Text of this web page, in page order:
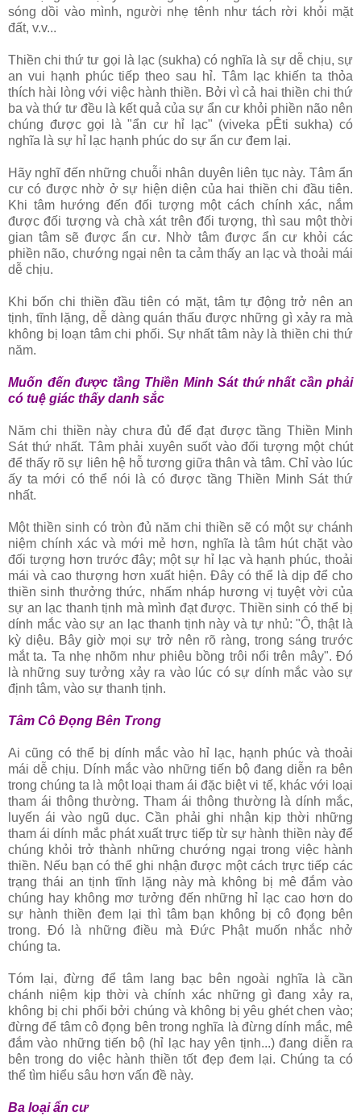
sóng dồi vào mình, người nhẹ tênh như tách rời khỏi mặt
đất, v.v...
Thiền chi thứ tư gọi là lạc (sukha) có nghĩa là sự dễ chịu, sự
an vui hạnh phúc tiếp theo sau hỉ. Tâm lạc khiến ta thỏa
thích hài lòng với việc hành thiền. Bởi vì cả hai thiền chi thứ
ba và thứ tư đều là kết quả của sự ẩn cư khỏi phiền não nên
chúng được gọi là "ẩn cư hỉ lạc" (viveka pÊti sukha) có
nghĩa là sự hỉ lạc hạnh phúc do sự ẩn cư đem lại.
Hãy nghĩ đến những chuỗi nhân duyên liên tục này. Tâm ẩn
cư có được nhờ ở sự hiện diện của hai thiền chi đầu tiên.
Khi tâm hướng đến đối tượng một cách chính xác, nắm
được đối tượng và chà xát trên đối tượng, thì sau một thời
gian tâm sẽ được ẩn cư. Nhờ tâm được ẩn cư khỏi các
phiền não, chướng ngại nên ta cảm thấy an lạc và thoải mái
dễ chịu.
Khi bốn chi thiền đầu tiên có mặt, tâm tự động trở nên an
tịnh, tĩnh lặng, dễ dàng quán thấu được những gì xảy ra mà
không bị loạn tâm chi phối. Sự nhất tâm này là thiền chi thứ
năm.
Muốn đến được tầng Thiền Minh Sát thứ nhất cần phải
có tuệ giác thấy danh sắc
Năm chi thiền này chưa đủ để đạt được tầng Thiền Minh
Sát thứ nhất. Tâm phải xuyên suốt vào đối tượng một chút
để thấy rõ sự liên hệ hỗ tương giữa thân và tâm. Chỉ vào lúc
ấy ta mới có thể nói là có được tầng Thiền Minh Sát thứ
nhất.
Một thiền sinh có tròn đủ năm chi thiền sẽ có một sự chánh
niệm chính xác và mới mẻ hơn, nghĩa là tâm hút chặt vào
đối tượng hơn trước đây; một sự hỉ lạc và hạnh phúc, thoải
mái và cao thượng hơn xuất hiện. Ðây có thể là dịp để cho
thiền sinh thưởng thức, nhấm nháp hương vị tuyệt vời của
sự an lạc thanh tịnh mà mình đạt được. Thiền sinh có thể bị
dính mắc vào sự an lạc thanh tịnh này và tự nhủ: "Ô, thật là
kỳ diệu. Bây giờ mọi sự trở nên rõ ràng, trong sáng trước
mắt ta. Ta nhẹ nhõm như phiêu bồng trôi nổi trên mây". Ðó
là những suy tưởng xảy ra vào lúc có sự dính mắc vào sự
định tâm, vào sự thanh tịnh.
Tâm Cô Ðọng Bên Trong
Ai cũng có thể bị dính mắc vào hỉ lạc, hạnh phúc và thoải
mái dễ chịu. Dính mắc vào những tiến bộ đang diễn ra bên
trong chúng ta là một loại tham ái đặc biệt vi tế, khác với loại
tham ái thông thường. Tham ái thông thường là dính mắc,
luyến ái vào ngũ dục. Cần phải ghi nhận kịp thời những
tham ái dính mắc phát xuất trực tiếp từ sự hành thiền này để
chúng khỏi trở thành những chướng ngại trong việc hành
thiền. Nếu bạn có thể ghi nhận được một cách trực tiếp các
trạng thái an tịnh tĩnh lặng này mà không bị mê đắm vào
chúng hay không mơ tưởng đến những hỉ lạc cao hơn do
sự hành thiền đem lại thì tâm bạn không bị cô đọng bên
trong. Ðó là những điều mà Ðức Phật muốn nhắc nhở
chúng ta.
Tóm lại, đừng để tâm lang bạc bên ngoài nghĩa là cần
chánh niệm kịp thời và chính xác những gì đang xảy ra,
không bị chi phối bởi chúng và không bị yêu ghét chen vào;
đừng để tâm cô đọng bên trong nghĩa là đừng dính mắc, mê
đắm vào những tiến bộ (hỉ lạc hay yên tịnh...) đang diễn ra
bên trong do việc hành thiền tốt đẹp đem lại. Chúng ta có
thể tìm hiểu sâu hơn vấn đề này.
Ba loại ẩn cư